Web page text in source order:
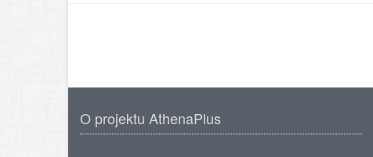
O projektu AthenaPlus